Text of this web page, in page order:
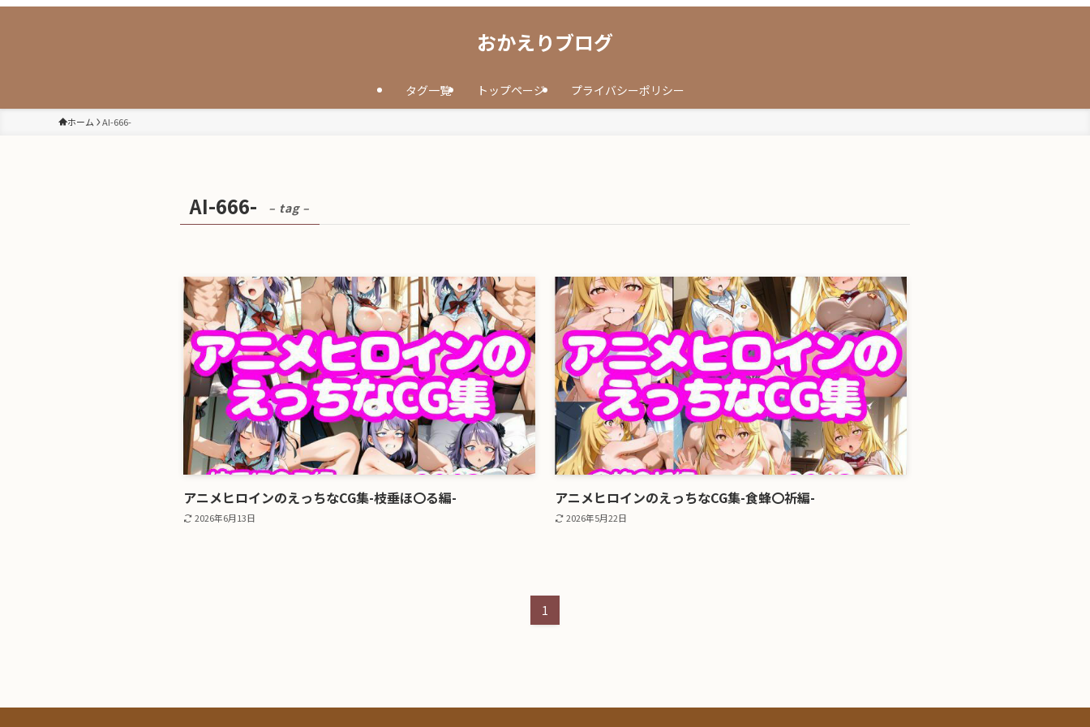
おかえりブログ
タグ一覧 トップページ プライバシーポリシー
ホーム AI-666-
AI-666- – tag –
アニメヒロインのえっちなCG集-枝垂ほ〇る編-
2026年6月13日
アニメヒロインのえっちなCG集-食蜂〇祈編-
2026年5月22日
1